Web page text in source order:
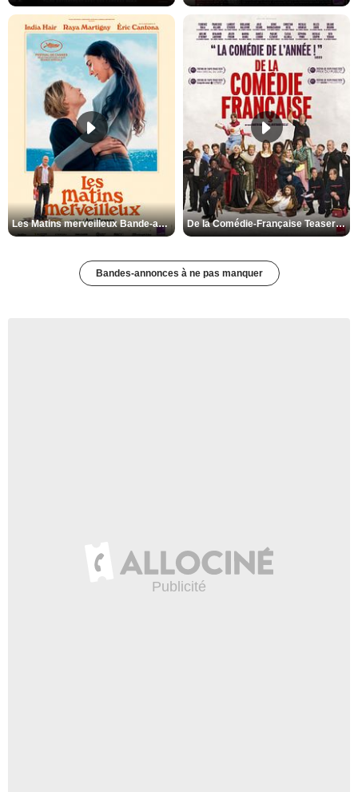
Les Matins merveilleux Bande-annonce VF De la Comédie-Française Teaser VF
Bandes-annonces à ne pas manquer